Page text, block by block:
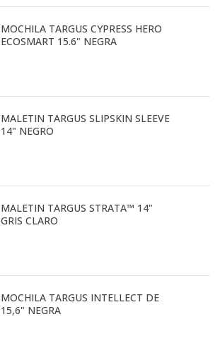
MOCHILA TARGUS CYPRESS HERO
ECOSMART 15.6" NEGRA
MALETIN TARGUS SLIPSKIN SLEEVE
14" NEGRO
MALETIN TARGUS STRATA™ 14"
GRIS CLARO
MOCHILA TARGUS INTELLECT DE
15,6" NEGRA